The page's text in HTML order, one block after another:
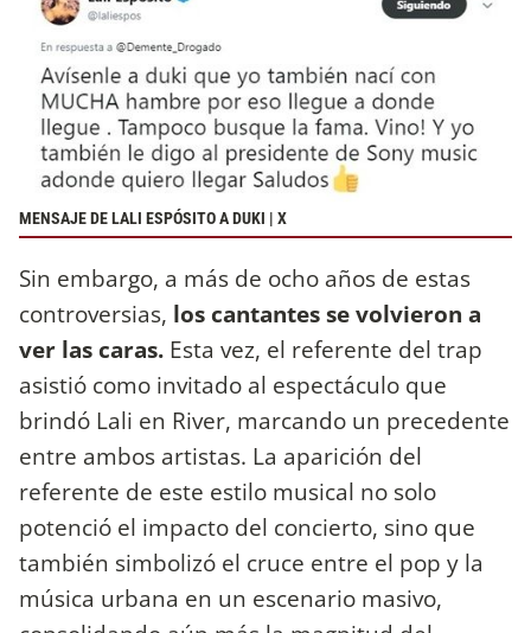
MENSAJE DE LALI ESPÓSITO A DUKI | X
Sin embargo, a más de ocho años de estas
controversias, los cantantes se volvieron a
ver las caras. Esta vez, el referente del trap
asistió como invitado al espectáculo que
brindó Lali en River, marcando un precedente
entre ambos artistas. La aparición del
referente de este estilo musical no solo
potenció el impacto del concierto, sino que
también simbolizó el cruce entre el pop y la
música urbana en un escenario masivo,